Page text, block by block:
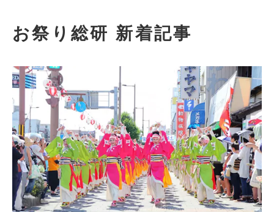
お祭り総研 新着記事